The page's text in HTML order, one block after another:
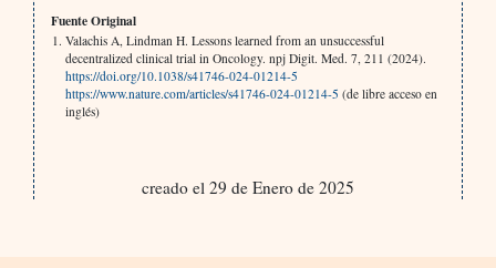
Fuente Original
Valachis A, Lindman H. Lessons learned from an unsuccessful
decentralized clinical trial in Oncology. npj Digit. Med. 7, 211 (2024).
https://doi.org/10.1038/s41746-024-01214-5
https://www.nature.com/articles/s41746-024-01214-5 (de libre acceso en
inglés)
creado el 29 de Enero de 2025